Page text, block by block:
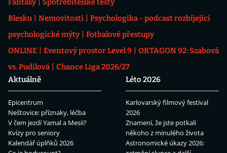
Fantasy
Spotřebitelské testy
Blesku
Nemovitosti
Psychologika - podcast rozbíjející
psychologické mýty
Fotbalové přestupy
ONLINE
Eventový prostor Level 9
OKTAGON 92: Szabová
vs. Pudilová
Chance Liga 2026/27
Aktuálně
Epicentrum
Neštovice: příznaky, léčba
V čem jezdí Yamal a Mesii?
Kvízy pro seniory
Kalendář úplňků 2026
Léto 2026
Karlovarský filmový festival
2026
Znamení, že jste potkali
někoho z minulého života
Astronomické úkazy 2026: